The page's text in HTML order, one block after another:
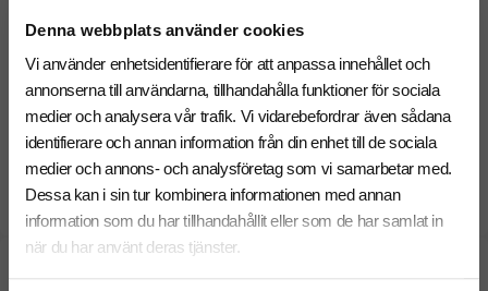
Denna webbplats använder cookies
Vi använder enhetsidentifierare för att anpassa innehållet och
annonserna till användarna, tillhandahålla funktioner för sociala
medier och analysera vår trafik. Vi vidarebefordrar även sådana
identifierare och annan information från din enhet till de sociala
medier och annons- och analysföretag som vi samarbetar med.
Dessa kan i sin tur kombinera informationen med annan
information som du har tillhandahållit eller som de har samlat in
när du har använt deras tjänster.
Hitta rätt sweatshirt för er profilering
Jämför fler modeller med ekologisk bomull,
premiumkänsla, och olika passformer. Se fler
sweatshirts med tryck